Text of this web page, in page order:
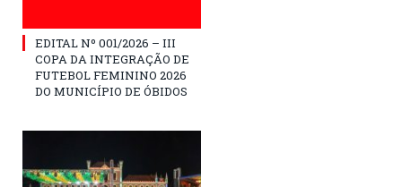
EDITAL Nº 001/2026 – III
COPA DA INTEGRAÇÃO DE
FUTEBOL FEMININO 2026
DO MUNICÍPIO DE ÓBIDOS